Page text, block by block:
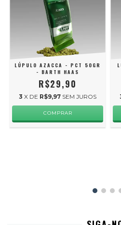
LÚPULO AZACCA - PCT 50GR
- BARTH HAAS
R$29,90
3 X DE R$9,97 SEM JUROS